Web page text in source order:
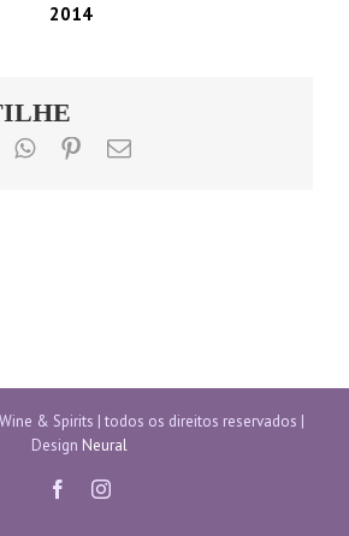
2014
whatsapppinterestEmail
& Spirits | todos os direitos reservados |
Design Neural
facebookinstagram